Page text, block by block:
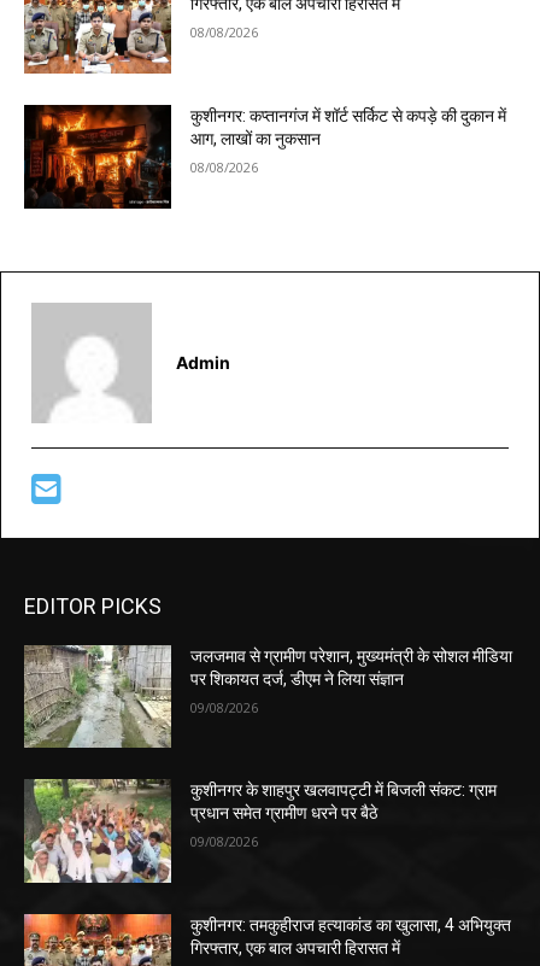
गिरफ्तार, एक बाल अपचारी हिरासत में
08/08/2026
कुशीनगर: कप्तानगंज में शॉर्ट सर्किट से कपड़े की दुकान में
आग, लाखों का नुकसान
08/08/2026
Admin
EDITOR PICKS
जलजमाव से ग्रामीण परेशान, मुख्यमंत्री के सोशल मीडिया
पर शिकायत दर्ज, डीएम ने लिया संज्ञान
09/08/2026
कुशीनगर के शाहपुर खलवापट्टी में बिजली संकट: ग्राम
प्रधान समेत ग्रामीण धरने पर बैठे
09/08/2026
कुशीनगर: तमकुहीराज हत्याकांड का खुलासा, 4 अभियुक्त
गिरफ्तार, एक बाल अपचारी हिरासत में